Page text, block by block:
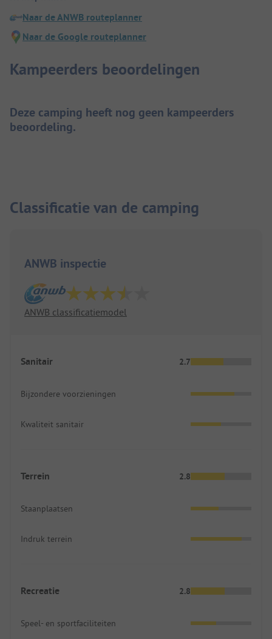
Naar de ANWB routeplanner
Naar de Google routeplanner
Kampeerders beoordelingen
Deze camping heeft nog geen kampeerders
beoordeling.
Classificatie van de camping
ANWB inspectie
ANWB classificatiemodel
Sanitair 2.7
Bijzondere voorzieningen
Kwaliteit sanitair
Terrein 2.8
Staanplaatsen
Indruk terrein
Recreatie 2.8
Speel- en sportfaciliteiten